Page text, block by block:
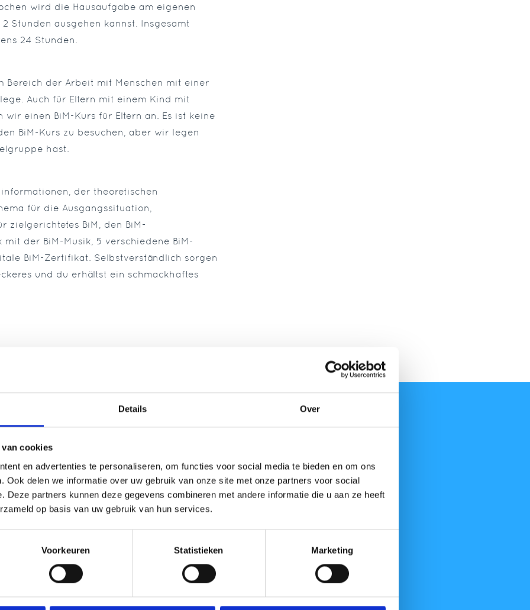
Details Over
van cookies
en advertenties te personaliseren, om functies voor social media te bieden en om ons
Ook delen we informatie over uw gebruik van onze site met onze partners voor social
Deze partners kunnen deze gegevens combineren met andere informatie die u aan ze heeft
op basis van uw gebruik van hun services.
Voorkeuren Statistieken Marketing
wird die Hausaufgabe am eigenen
Stunden ausgehen kannst. Insgesamt
24 Stunden.
Bereich der Arbeit mit Menschen mit einer
Auch für Eltern mit einem Kind mit
einen BiM-Kurs für Eltern an. Es ist keine
BiM-Kurs zu besuchen, aber wir legen
hast.
der theoretischen
für die Ausgangssituation,
zielgerichtetes BiM, den BiM-
der BiM-Musik, 5 verschiedene BiM-
BiM-Zertifikat. Selbstverständlich sorgen
und du erhältst ein schmackhaftes
Ouderen
Besprechung der Arbeitsaufgabe
mit Supervision
Mittagessen
Intervision + Supervision der BiM-
Methode in der Praxis
Praxis + Supervision + Intervision